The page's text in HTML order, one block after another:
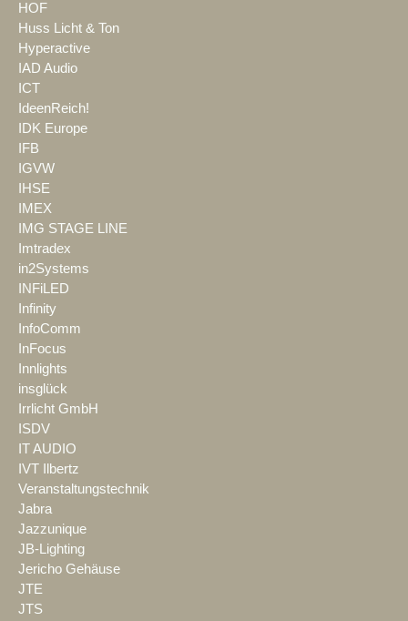
HOF
Huss Licht & Ton
Hyperactive
IAD Audio
ICT
IdeenReich!
IDK Europe
IFB
IGVW
IHSE
IMEX
IMG STAGE LINE
Imtradex
in2Systems
INFiLED
Infinity
InfoComm
InFocus
Innlights
insglück
Irrlicht GmbH
ISDV
IT AUDIO
IVT Ilbertz
Veranstaltungstechnik
Jabra
Jazzunique
JB-Lighting
Jericho Gehäuse
JTE
JTS